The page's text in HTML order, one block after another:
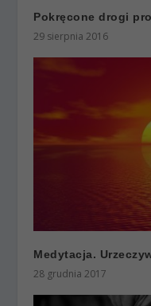
Pokręcone drogi
29 sierpnia 2016
Medytacja.
28 grudnia 2017